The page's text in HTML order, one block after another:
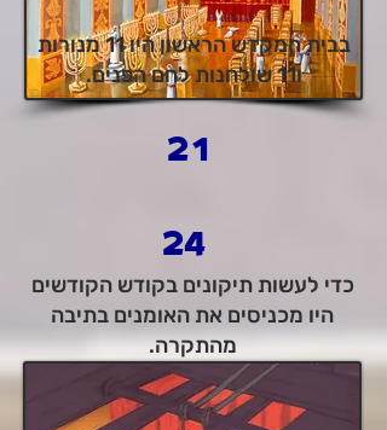
בבית המקדש הראשון היו 11 מנורות
ו11 שולחנות לחם הפנים.
21
24
כדי לעשות תיקונים בקודש הקודשים
היו מכניסים את האומנים בתיבה
מהתקרה.​